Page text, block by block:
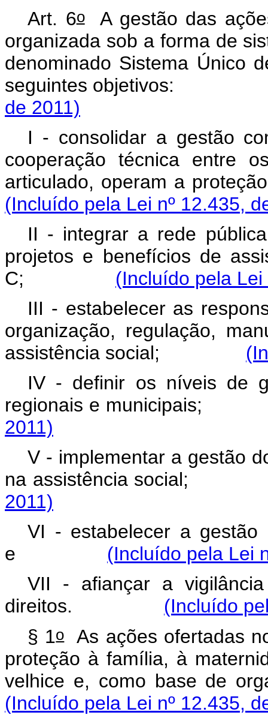
Art. 6oA gestão das
organizada sob a forma de
denominado Sistema Único
seguintes
de 2011)
I - consolidar a gestão
cooperação técnica entre
articulado, operam a
(Incluído pela Lei nº 12.435,
II - integrar a rede
projetos e benefícios de
C; (Incluído pela
III - estabelecer as
organização, regulação,
assistência social;
IV - definir os níveis de
regionais e
2011)
V - implementar a gestão
na assistência
2011)
VI - estabelecer a gestão
e (Incluído pela Lei
VII - afiançar a
direitos. (Incluído
§ 1oAs ações ofertadas
proteção à família, à
velhice e, como base
(Incluído pela Lei nº 12.435,